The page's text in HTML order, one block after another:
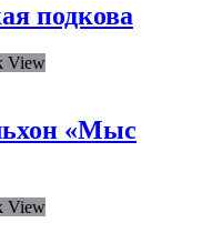
подкова
View
«Мыс
View